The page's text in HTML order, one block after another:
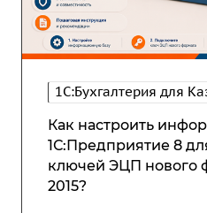
1С:Бухгалтерия для
Как настроить
1С:Предприятие 8
ключей ЭЦП нового
2015?